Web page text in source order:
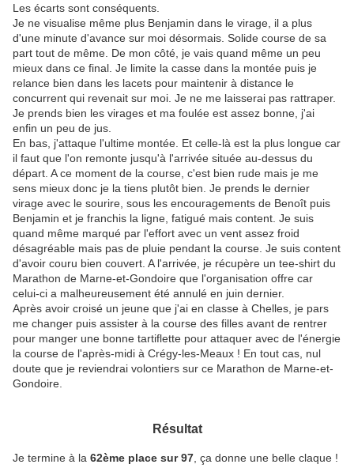
Les écarts sont conséquents.
Je ne visualise même plus Benjamin dans le virage, il a plus
d'une minute d'avance sur moi désormais. Solide course de sa
part tout de même. De mon côté, je vais quand même un peu
mieux dans ce final. Je limite la casse dans la montée puis je
relance bien dans les lacets pour maintenir à distance le
concurrent qui revenait sur moi. Je ne me laisserai pas rattraper.
Je prends bien les virages et ma foulée est assez bonne, j'ai
enfin un peu de jus.
En bas, j'attaque l'ultime montée. Et celle-là est la plus longue car
il faut que l'on remonte jusqu'à l'arrivée située au-dessus du
départ. A ce moment de la course, c'est bien rude mais je me
sens mieux donc je la tiens plutôt bien. Je prends le dernier
virage avec le sourire, sous les encouragements de Benoît puis
Benjamin et je franchis la ligne, fatigué mais content. Je suis
quand même marqué par l'effort avec un vent assez froid
désagréable mais pas de pluie pendant la course. Je suis content
d'avoir couru bien couvert. A l'arrivée, je récupère un tee-shirt du
Marathon de Marne-et-Gondoire que l'organisation offre car
celui-ci a malheureusement été annulé en juin dernier.
Après avoir croisé un jeune que j'ai en classe à Chelles, je pars
me changer puis assister à la course des filles avant de rentrer
pour manger une bonne tartiflette pour attaquer avec de l'énergie
la course de l'après-midi à Crégy-les-Meaux ! En tout cas, nul
doute que je reviendrai volontiers sur ce Marathon de Marne-et-
Gondoire.
Résultat
Je termine à la 62ème place sur 97 , ça donne une belle claque !